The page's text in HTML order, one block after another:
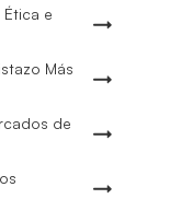
e
Más
de